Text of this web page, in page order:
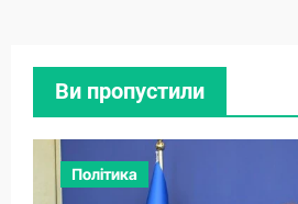
Ви пропустили
Політика